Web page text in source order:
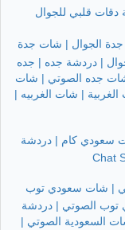
قلبي للجوال
الجوال | شات جدة
| دردشة جده | جده
شات جده الصوتي | شات
| شات الغربيه |
سعودي كام | دردشة
| شات سعودي توب
الصوتي | دردشة
السعودية الصوتي |